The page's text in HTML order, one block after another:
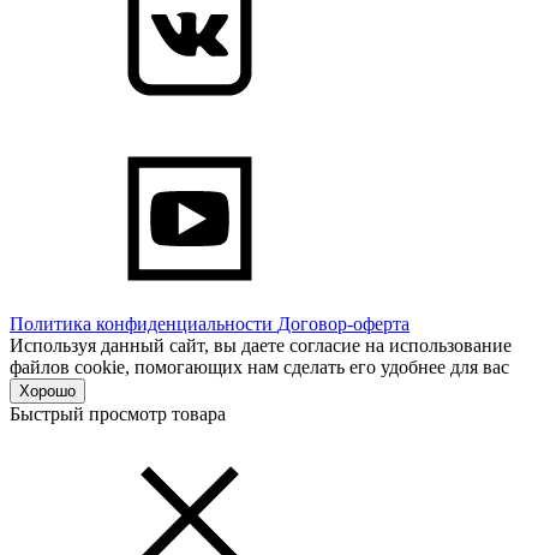
Политика конфиденциальности Договор-оферта
Используя данный сайт, вы даете согласие на использование
файлов cookie, помогающих нам сделать его удобнее для вас
Хорошо
Быстрый просмотр товара